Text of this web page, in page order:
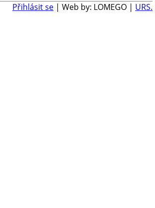
Přihlásit se | Web by: LOMEGO | URS.